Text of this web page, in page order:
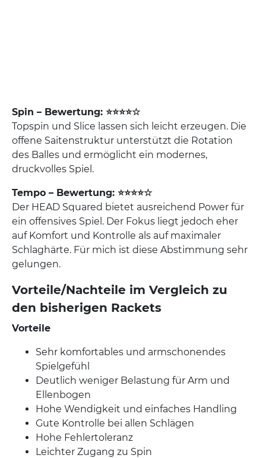
Spin – Bewertung: ⭐⭐⭐⭐☆
Topspin und Slice lassen sich leicht erzeugen. Die
offene Saitenstruktur unterstützt die Rotation
des Balles und ermöglicht ein modernes,
druckvolles Spiel.
Tempo – Bewertung: ⭐⭐⭐⭐☆
Der HEAD Squared bietet ausreichend Power für
ein offensives Spiel. Der Fokus liegt jedoch eher
auf Komfort und Kontrolle als auf maximaler
Schlaghärte. Für mich ist diese Abstimmung sehr
gelungen.
Vorteile/Nachteile im Vergleich zu
den bisherigen Rackets
Vorteile
Sehr komfortables und armschonendes
Spielgefühl
Deutlich weniger Belastung für Arm und
Ellenbogen
Hohe Wendigkeit und einfaches Handling
Gute Kontrolle bei allen Schlägen
Hohe Fehlertoleranz
Leichter Zugang zu Spin